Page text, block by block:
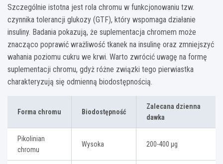
Szczególnie istotna jest rola chromu w funkcjonowaniu tzw.
czynnika tolerancji glukozy (GTF), który wspomaga działanie
insuliny. Badania pokazują, że suplementacja chromem może
znacząco poprawić wrażliwość tkanek na insulinę oraz zmniejszyć
wahania poziomu cukru we krwi. Warto zwrócić uwagę na formę
suplementacji chromu, gdyż różne związki tego pierwiastka
charakteryzują się odmienną biodostępnością.
Forma chromu Biodostępność
Zalecana dzienna
dawka
Pikolinian
chromu
Wysoka 200-400 μg